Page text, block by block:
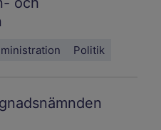
Politik